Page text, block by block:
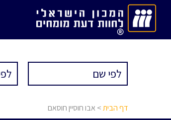
דף הבית> אבו חוסיין חוסאם